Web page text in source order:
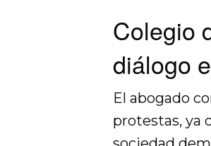
Colegio
diálogo
El abogado
protestas, ya